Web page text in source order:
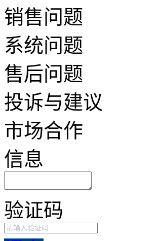
销售问题
系统问题
售后问题
投诉与建议
市场合作
信息
验证码